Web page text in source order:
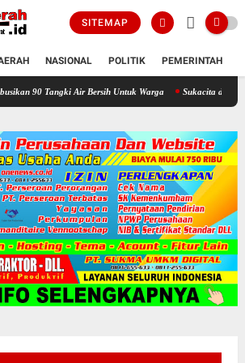
SITEMAP
NASIONAL POLITIK PEMERINTAH
: Posko Relawan Ganefo Tangen Mencatat